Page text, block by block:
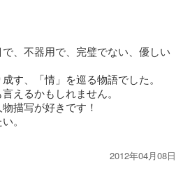
、不器用で、完璧でない、優しい
す、「情」を巡る物語でした。
えるかもしれません。
描写が好きです！
。
2012年04月08日